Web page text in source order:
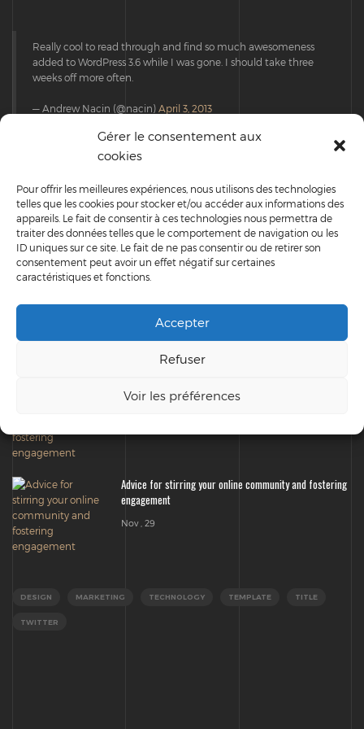
Gérer le consentement aux
cookies
Pour offrir les meilleures expériences, nous utilisons des technologies
telles que les cookies pour stocker et/ou accéder aux informations des
appareils. Le fait de consentir à ces technologies nous permettra de
traiter des données telles que le comportement de navigation ou les
ID uniques sur ce site. Le fait de ne pas consentir ou de retirer son
consentement peut avoir un effet négatif sur certaines
caractéristiques et fonctions.
Accepter
Refuser
Voir les préférences
Really cool to read through and find so much awesomeness
added to WordPress 3.6 while I was gone. I should take three
weeks off more often.
— Andrew Nacin (@nacin) April 3, 2013
TWITTER
Advice for stirring your online community and fostering
engagement
Advice for stirring your online community and fostering
engagement
Nov , 29
DESIGN MARKETING TECHNOLOGY TEMPLATE TITLE
TWITTER